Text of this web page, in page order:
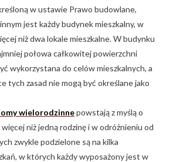
w ustawie Prawo budowlane,
jest każdy budynek mieszkalny, w
niż dwa lokale mieszkalne. W budynku
połowa całkowitej powierzchni
wykorzystana do celów mieszkalnych, a
tych zasad nie mogą być określane jako
wielorodzinnepowstają z myślą o
niż jedną rodzinę i w odróżnieniu od
zwykle podzielone są na kilka
w których każdy wyposażony jest w